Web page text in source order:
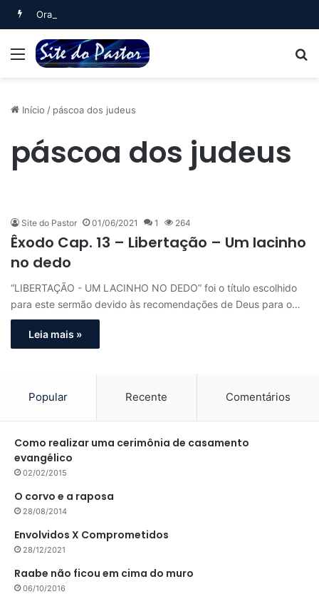
Oração Matinal (Salmo 5)
Menu
Início / páscoa dos judeus
páscoa dos judeus
Site do Pastor 01/06/2021 1 264
Êxodo Cap. 13 – Libertação – Um lacinho
no dedo
“LIBERTAÇÃO - UM LACINHO NO DEDO” foi o título escolhido
para este sermão devido às recomendações de Deus para o…
Leia mais »
Popular Recente Comentários
Como realizar uma cerimônia de casamento
evangélico
02/02/2015
O corvo e a raposa
28/08/2014
Envolvidos X Comprometidos
28/12/2021
Raabe não ficou em cima do muro
06/10/2016